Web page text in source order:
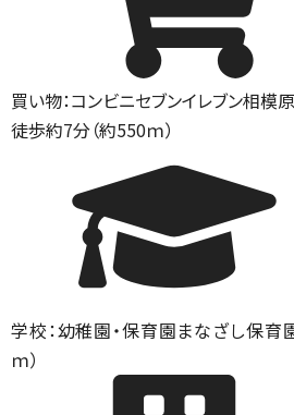
買い物：コンビニセブンイレブン相模
徒歩約7分（約550ｍ）
学校：幼稚園・保育園まなざし保育
ｍ）